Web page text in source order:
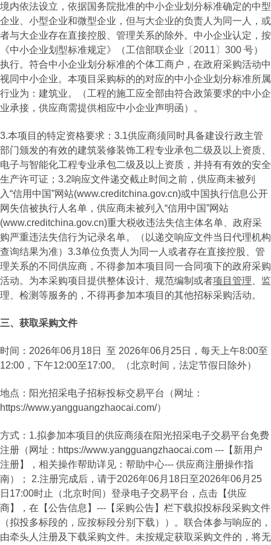
境内依法设立，依据国务院批准的中小企业划分标准确定的中型
企业、小型企业和微型企业，但与大企业的负责人为同一人，或
者与大企业存在直接控股、管理关系的除外。中小企业认定，按
《中小企业划型标准规定》（工信部联企业〔2011〕300 号）
执行。符合中小企业划分标准的个体工商户，在政府采购活动中
视同中小企业。本项目采购标的的对应的中小企业划分标准所属
行业为：建筑业。（工程的施工应全部由符合政策要求的中小企
业承接，供应商需提供相应中小企业声明函）。
3.本项目的特定资格要求：3.1供应商须同时具备建设行政主管
部门颁发的有效的建筑装修装饰工程专业承包二级及以上资质、
电子与智能化工程专业承包二级及以上资质，并持有有效的安全
生产许可证；3.2响应文件递交截止时间之前，供应商未被列
入“信用中国”网站(www.creditchina.gov.cn)或中国执行信息公开
网失信被执行人名单，供应商未被列入“信用中国”网站
(www.creditchina.gov.cn)重大税收违法失信主体名单、政府采
购严重违法失信行为记录名单。（以递交响应文件当日代理机构
查询结果为准）3.3单位负责人为同一人或者存在直接控股、管
理关系的不同供应商，不得参加本项目同一合同项下的政府采购
活动。为本采购项目提供整体设计、规范编制或者项目管理 、监
理、检测等服务的，不得再参加本项目的其他招标采购活动。
三、获取采购文件
时间：2026年06月18日 至 2026年06月25日，每天上午8:00至
12:00，下午12:00至17:00。（北京时间，法定节假日除外）
地点：阳光招采电子招标投标交易平台（网址：
https://www.yangguangzhaocai.com/）
方式：1.拟参加本项目的供应商须在阳光招采电子交易平台免费
注册（网址：https://www.yangguangzhaocai.com ---【新用户
注册】，相关操作帮助详见：帮助中心--- 供应商注册操作指
南）； 2.注册完成后，请于2026年06月18日至2026年06月25
日17:00时止（北京时间）登录电子交易平台，点击【供应
商】，在【公告信息】---【采购公告】栏下载拟投标段采购文件
（拟投多标段的，应按标段分别下载））。联合体参与响应的，
由牵头人注册及下载采购文件。未按规定获取采购文件的，将无